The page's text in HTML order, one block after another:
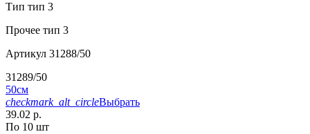
Тип тип 3
Прочее тип 3
Артикул 31288/50
31289/50
50см
checkmark_alt_circleВыбрать
39.02 р.
По 10 шт